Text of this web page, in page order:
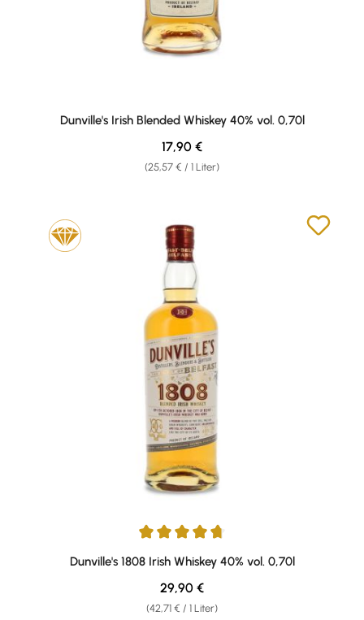
Dunville's Irish Blended Whiskey 40% vol. 0,70l
(25,57 € / 1 Liter)
Regulärer Preis:
17,90 €
Durchschnittliche Bewertung von 4.77 von 5 Sternen
Dunville's 1808 Irish Whiskey 40% vol. 0,70l
(42,71 € / 1 Liter)
Regulärer Preis:
29,90 €